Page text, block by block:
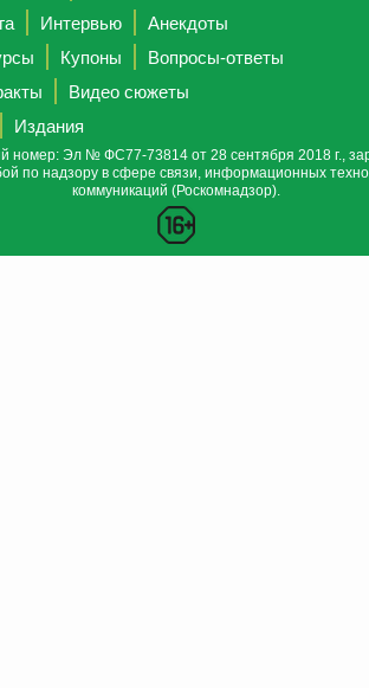
Интервью
Анекдоты
Купоны
Вопросы-ответы
Видео сюжеты
Издания
номер: Эл № ФС77-73814 от 28 сентября 2018 г.,
по надзору в сфере связи, информационных
коммуникаций (Роскомнадзор).